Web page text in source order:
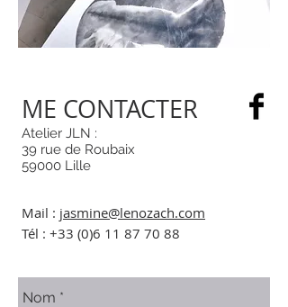
ME CONTACTER
Atelier JLN :
39 rue de Roubaix
59000 Lille
Mail : jasmine@lenozach.com
Tél : +33 (0)6 11 87 70 88